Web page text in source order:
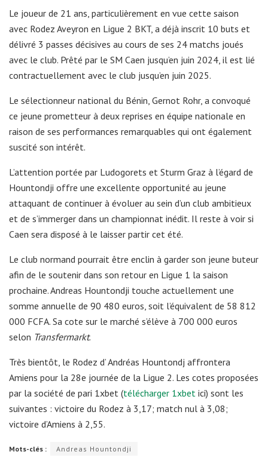
Le joueur de 21 ans, particulièrement en vue cette saison
avec Rodez Aveyron en Ligue 2 BKT, a déjà inscrit 10 buts et
délivré 3 passes décisives au cours de ses 24 matchs joués
avec le club. Prêté par le SM Caen jusqu’en juin 2024, il est lié
contractuellement avec le club jusqu’en juin 2025.
Le sélectionneur national du Bénin, Gernot Rohr, a convoqué
ce jeune prometteur à deux reprises en équipe nationale en
raison de ses performances remarquables qui ont également
suscité son intérêt.
L’attention portée par Ludogorets et Sturm Graz à l’égard de
Hountondji offre une excellente opportunité au jeune
attaquant de continuer à évoluer au sein d’un club ambitieux
et de s’immerger dans un championnat inédit. Il reste à voir si
Caen sera disposé à le laisser partir cet été.
Le club normand pourrait être enclin à garder son jeune buteur
afin de le soutenir dans son retour en Ligue 1 la saison
prochaine. Andreas Hountondji touche actuellement une
somme annuelle de 90 480 euros, soit l’équivalent de 58 812
000 FCFA. Sa cote sur le marché s’élève à 700 000 euros
selon Transfermarkt.
Très bientôt, le Rodez d’ Andréas Hountondj affrontera
Amiens pour la 28e journée de la Ligue 2. Les cotes proposées
par la société de pari 1xbet (télécharger 1xbet ici) sont les
suivantes : victoire du Rodez à 3,17; match nul à 3,08;
victoire d’Amiens à 2,55.
Mots-clés : Andreas Hountondji